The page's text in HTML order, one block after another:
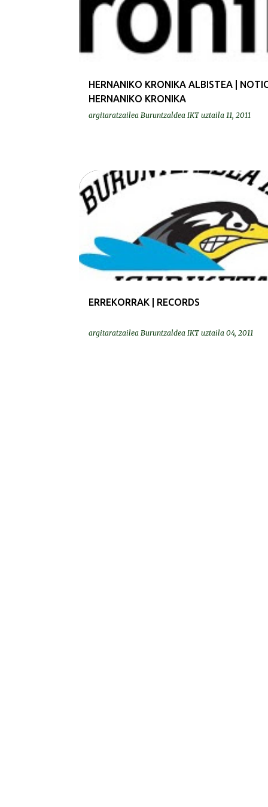
HERNANIKO KRONIKA ALBISTEA |
HERNANIKO KRONIKA
argitaratzailea Buruntzaldea IKT uztaila 11, 2011
ERREKORRAK | RECORDS
argitaratzailea Buruntzaldea IKT uztaila 04, 2011
ERREKORRAK | RECORDS